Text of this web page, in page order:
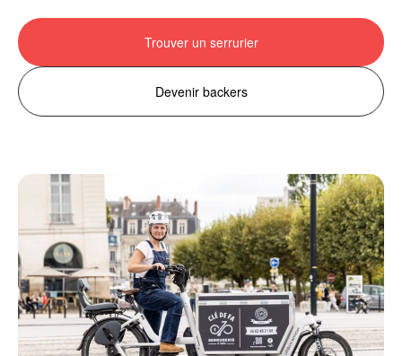
Trouver un serrurier
Devenir backers